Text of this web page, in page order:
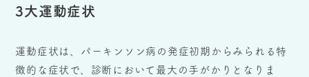
3大運動症状
運動症状は、パーキンソン病の発症初期からみられる特
徴的な症状で、診断において最大の手がかりとなりま